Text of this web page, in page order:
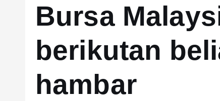
Bursa
berikutan
hambar